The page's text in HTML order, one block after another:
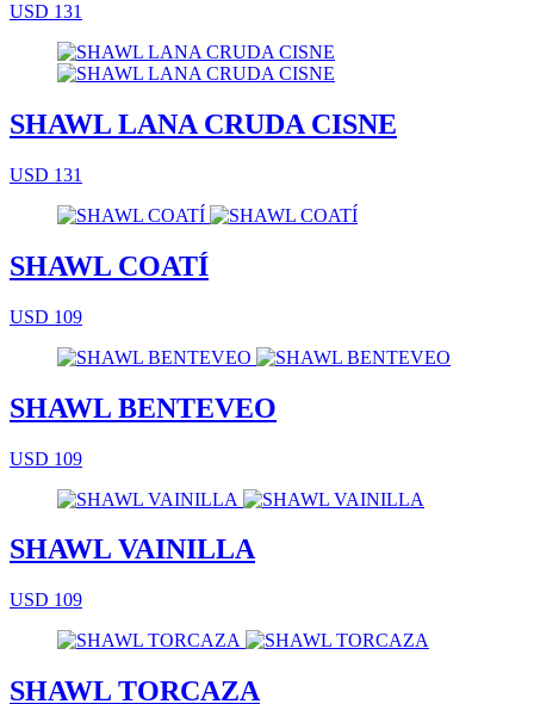
USD 131
SHAWL LANA CRUDA CISNE
USD 131
SHAWL COATÍ
USD 109
SHAWL BENTEVEO
USD 109
SHAWL VAINILLA
USD 109
SHAWL TORCAZA